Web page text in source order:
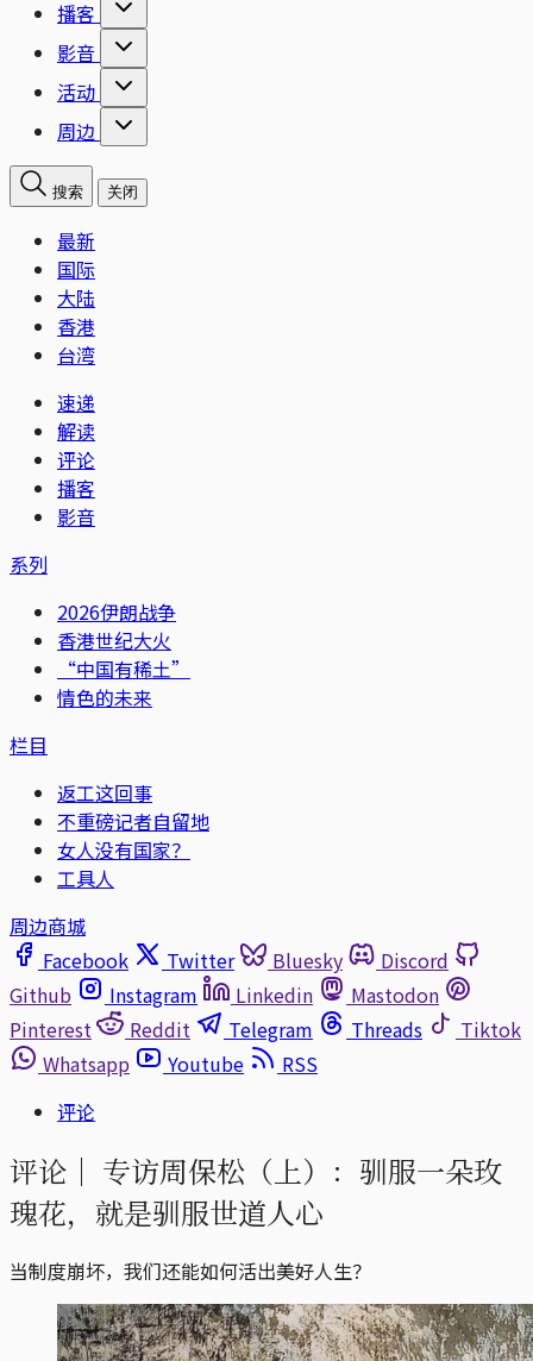
播客
影音
活动
周边
搜索 关闭
最新
国际
大陆
香港
台湾
速递
解读
评论
播客
影音
系列
2026伊朗战争
香港世纪大火
“中国有稀土”
情色的未来
栏目
返工这回事
不重磅记者自留地
女人没有国家？
工具人
周边商城
Facebook
Twitter Bluesky
Discord
Github
Instagram Linkedin
Mastodon
Pinterest
Reddit Telegram Threads
Tiktok
Whatsapp
Youtube
RSS
评论
评论｜ 专访周保松（上）：驯服一朵玫
瑰花，就是驯服世道人心
当制度崩坏，我们还能如何活出美好人生？